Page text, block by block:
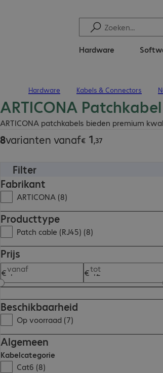
Hardware
Hardware Kabels & Connectors
ARTICONA
ARTICONA patchkabels bieden premium
8varianten vanaf€ 1,37
€ 1,37
Filter
Fabrikant
ARTICONA (8)
Producttype
Patch cable (RJ45) (8)
Prijs
vanaf tot
Beschikbaarheid
Op voorraad (7)
Algemeen
Kabelcategorie
Cat6 (8)